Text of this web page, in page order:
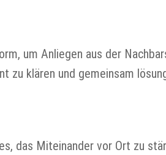
um Anliegen aus der
zu klären und gemeinsam
das Miteinander vor Ort zu